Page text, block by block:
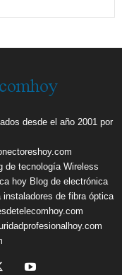
desde el año 2001 por
de tecnología Wireless
hoy Blog de electrónica
instaladores de fibra óptica